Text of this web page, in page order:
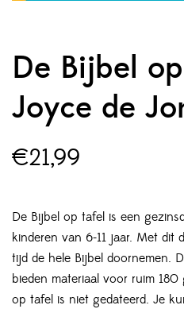
De Bijbel
Joyce de
€21,99
De Bijbel op tafel is een
kinderen van 6-11 jaar. Met dit
tijd de hele Bijbel doornemen.
bieden materiaal voor ruim
op tafel is niet gedateerd. Je